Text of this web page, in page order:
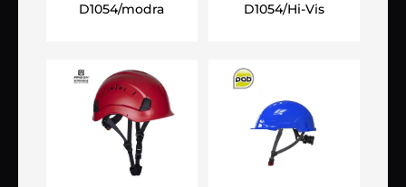
D1054/modra D1054/Hi-Vis